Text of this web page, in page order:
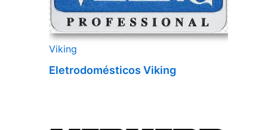
Viking
Eletrodomésticos Viking